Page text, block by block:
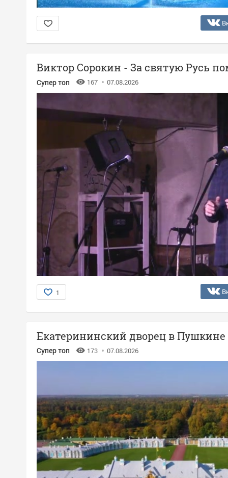
Виктор Сорокин - За святую Русь
Супер топ 167 07.08.2026
1
Екатерининский дворец в Пушкине
Супер топ 173 07.08.2026